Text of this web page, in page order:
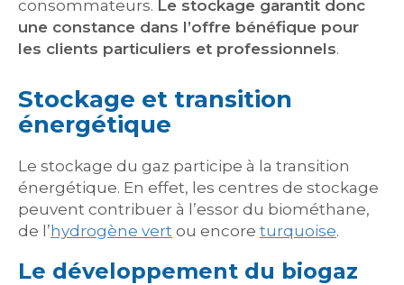
consommateurs. Le stockage garantit donc
une constance dans l’offre bénéfique pour
les clients particuliers et professionnels.
Stockage et transition
énergétique
Le stockage du gaz participe à la transition
énergétique. En effet, les centres de stockage
peuvent contribuer à l’essor du biométhane,
de l’ hydrogène vert ou encore turquoise.
Le développement du biogaz